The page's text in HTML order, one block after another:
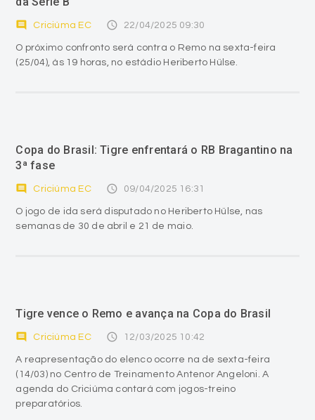
comment Criciúma EC access_time 22/04/2025 09:30
O próximo confronto será contra o Remo na sexta-feira
(25/04), às 19 horas, no estádio Heriberto Hülse.
Copa do Brasil: Tigre enfrentará o RB Bragantino na
3ª fase
comment Criciúma EC access_time 09/04/2025 16:31
O jogo de ida será disputado no Heriberto Hülse, nas
semanas de 30 de abril e 21 de maio.
Tigre vence o Remo e avança na Copa do Brasil
comment Criciúma EC access_time 12/03/2025 10:42
A reapresentação do elenco ocorre na de sexta-feira
(14/03) no Centro de Treinamento Antenor Angeloni. A
agenda do Criciúma contará com jogos-treino
preparatórios.